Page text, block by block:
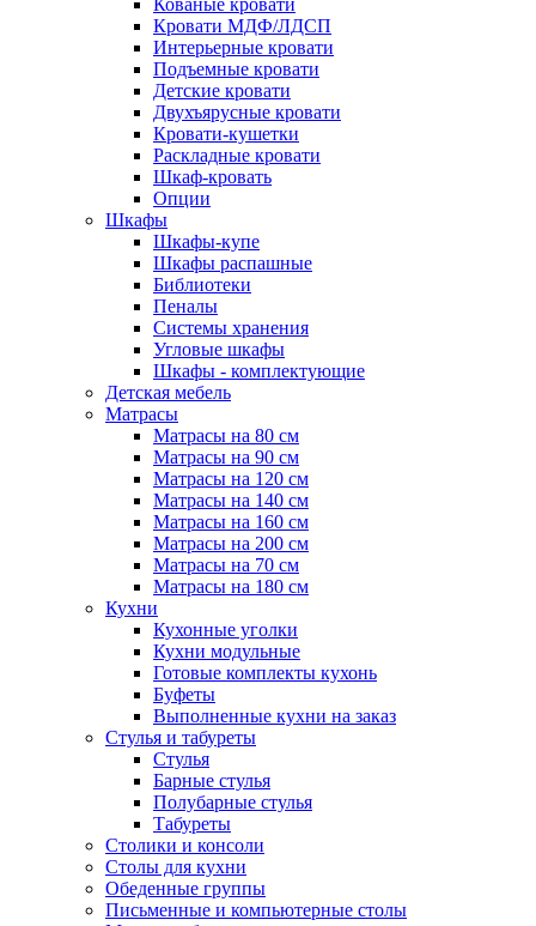
Кованые кровати
Кровати МДФ/ЛДСП
Интерьерные кровати
Подъемные кровати
Детские кровати
Двухъярусные кровати
Кровати-кушетки
Раскладные кровати
Шкаф-кровать
Опции
Шкафы
Шкафы-купе
Шкафы распашные
Библиотеки
Пеналы
Системы хранения
Угловые шкафы
Шкафы - комплектующие
Детская мебель
Матрасы
Матрасы на 80 см
Матрасы на 90 см
Матрасы на 120 см
Матрасы на 140 см
Матрасы на 160 см
Матрасы на 200 см
Матрасы на 70 см
Матрасы на 180 см
Кухни
Кухонные уголки
Кухни модульные
Готовые комплекты кухонь
Буфеты
Выполненные кухни на заказ
Стулья и табуреты
Стулья
Барные стулья
Полубарные стулья
Табуреты
Столики и консоли
Столы для кухни
Обеденные группы
Письменные и компьютерные столы